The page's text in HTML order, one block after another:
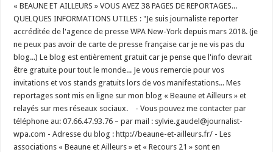
« BEAUNE ET AILLEURS » VOUS AVEZ 38 PAGES DE REPORTAGES...
QUELQUES INFORMATIONS UTILES : "Je suis journaliste reporter
accréditée de l'agence de presse WPA New-York depuis mars 2018. (je
ne peux pas avoir de carte de presse française car je ne vis pas du
blog...) Le blog est entièrement gratuit car je pense que l'info devrait
être gratuite pour tout le monde... Je vous remercie pour vos
invitations et vos stands gratuits lors de vos manifestations... Mes
reportages sont mis en ligne sur mon blog « Beaune et Ailleurs » et
relayés sur mes réseaux sociaux. - Vous pouvez me contacter par
téléphone au: 07.66.47.93.76 – par mail : sylvie.gaudel@journalist-
wpa.com - Adresse du blog : http://beaune-et-ailleurs.fr/ - Les
associations « Beaune et Ailleurs » et « Recours 21 » sont en